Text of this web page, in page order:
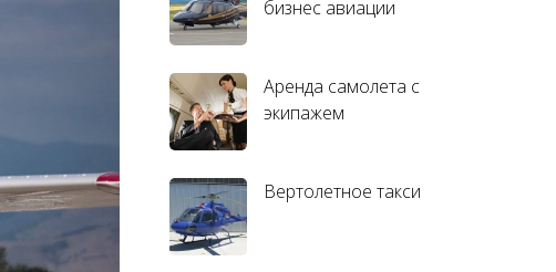
бизнес авиации
Аренда самолета с
экипажем
Вертолетное такси